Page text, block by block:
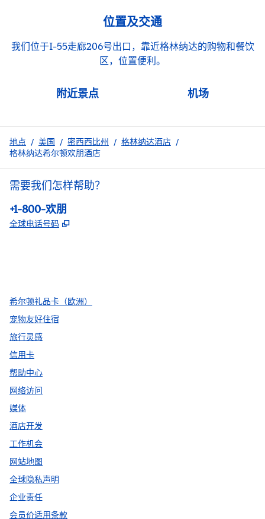
位置及交通
我们位于I-55走廊206号出口，靠近格林纳达的购物和餐饮
区，位置便利。
附近景点 机场
地点 / 美国 / 密西西比州 / 格林纳达酒店 /
格林纳达希尔顿欢朋酒店
需要我们怎样帮助？
电话:
+1-800-欢朋
全球电话号码 ,
希尔顿礼品卡（欧洲）
宠物友好住宿
旅行灵感
信用卡
帮助中心
网络访问
媒体
酒店开发
工作机会
网站地图
全球隐私声明
企业责任
会员价适用条款